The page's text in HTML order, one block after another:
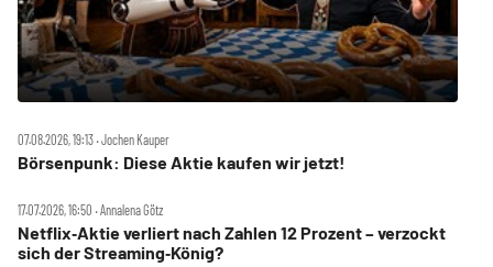
07.08.2026, 19:13 ‧ Jochen Kauper
Börsenpunk: Diese Aktie kaufen wir jetzt!
17.07.2026, 16:50 ‧ Annalena Götz
Netflix‑Aktie verliert nach Zahlen 12 Prozent – verzockt
sich der Streaming‑König?